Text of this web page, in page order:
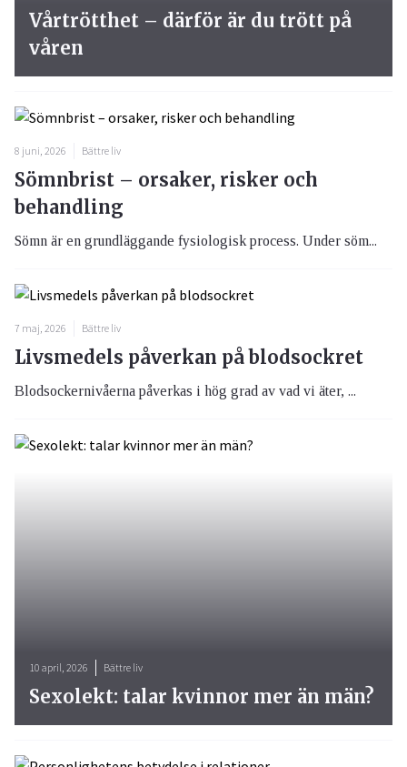
8 juni, 2026 Bättre liv
Sömnbrist – orsaker, risker och
behandling
Sömn är en grundläggande fysiologisk process. Under söm...
7 maj, 2026 Bättre liv
Livsmedels påverkan på blodsockret
Blodsockernivåerna påverkas i hög grad av vad vi äter, ...
Vårtrötthet – därför är du trött på
våren
10 april, 2026 Bättre liv
Sexolekt: talar kvinnor mer än män?